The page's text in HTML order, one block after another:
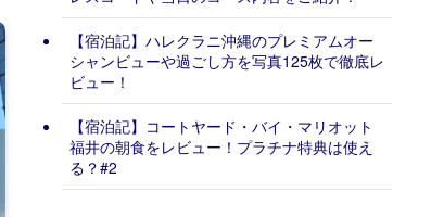
【宿泊記】ハレクラニ沖縄のプレミアムオー
シャンビューや過ごし方を写真125枚で徹底レ
ビュー！
【宿泊記】コートヤード・バイ・マリオット
福井の朝食をレビュー！プラチナ特典は使え
る？#2